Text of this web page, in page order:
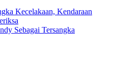
Kecelakaan, Kendaraan
Sebagai Tersangka